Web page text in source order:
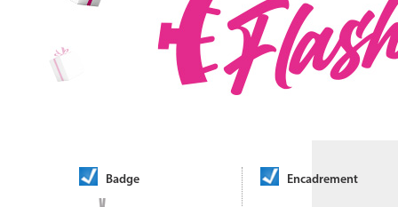
Badge Encadrement